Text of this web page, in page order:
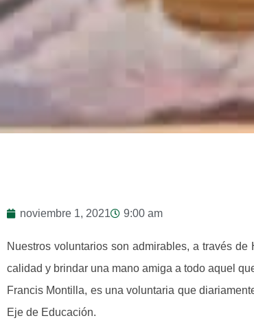
noviembre 1, 2021 9:00 am
Nuestros voluntarios son admirables, a través
calidad y brindar una mano amiga a todo aquel
Francis Montilla, es una voluntaria que
Eje de Educación.